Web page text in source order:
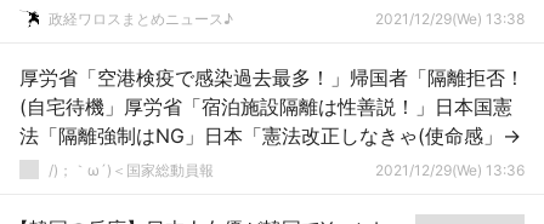
到 ………
政経ワロスまとめニュース♪ 2021/12/29(We) 13:38
厚労省「空港検疫で感染過去最多！」帰国者「隔離拒否！
(自宅待機」厚労省「宿泊施設隔離は性善説！」日本国憲
法「隔離強制はNG」日本「憲法改正しなきゃ(使命感」→
/)；｀ω´)＜国家総動員報 2021/12/29(We) 13:36